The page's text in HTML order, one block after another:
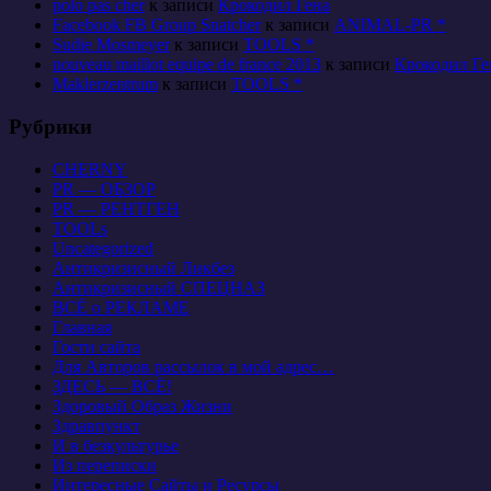
polo pas cherк записи Крокодил Гена
Facebook FB Group Snatcherк записи ANIMAL-PR *
Sudie Mosmeyerк записи TOOLS *
nouveau maillot equipe de france 2013 к записи Крокодил
Maklerzentrum к записи TOOLS *
Рубрики
CHERNY
PR — ОБЗОР
PR — РЕНТГЕН
TOOLs
Uncategorized
Антикризисный Ликбез
Антикризисный СПЕЦНАЗ
ВСЁ о РЕКЛАМЕ
Главная
Гости сайта
Для Авторов рассылок в мой адрес…
ЗДЕСЬ — ВСЁ!
Здоровый Образ Жизни
Здравпункт
И в безкультурье
Из переписки
Интересные Сайты и Ресурсы